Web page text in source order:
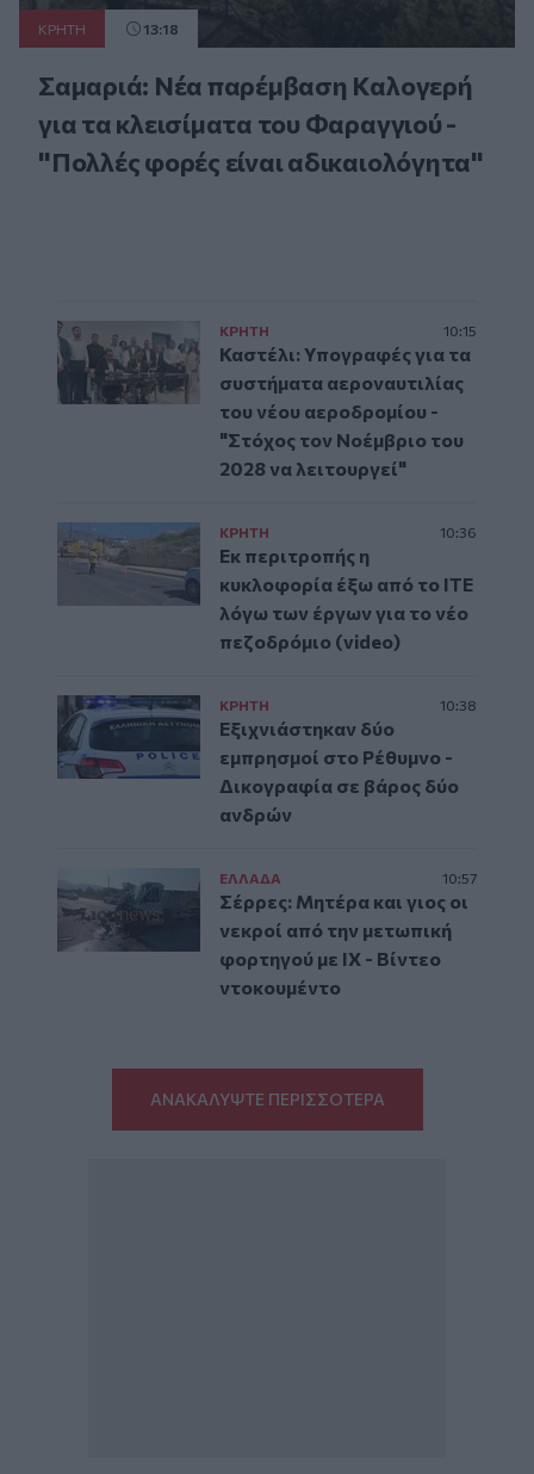
ΚΡΗΤΗ 13:18
Σαμαριά: Νέα παρέμβαση Καλογερή
για τα κλεισίματα του Φαραγγιού -
"Πολλές φορές είναι αδικαιολόγητα"
ΚΡΗΤΗ 10:15
Καστέλι: Υπογραφές για τα
συστήματα αεροναυτιλίας
του νέου αεροδρομίου -
"Στόχος τον Νοέμβριο του
2028 να λειτουργεί"
ΚΡΗΤΗ 10:36
Εκ περιτροπής η
κυκλοφορία έξω από το ΙΤΕ
λόγω των έργων για το νέο
πεζοδρόμιο (video)
ΚΡΗΤΗ 10:38
Εξιχνιάστηκαν δύο
εμπρησμοί στο Ρέθυμνο -
Δικογραφία σε βάρος δύο
ανδρών
ΕΛΛAΔΑ 10:57
Σέρρες: Μητέρα και γιος οι
νεκροί από την μετωπική
φορτηγού με ΙΧ - Βίντεο
ντοκουμέντο
ΑΝΑΚΑΛΥΨΤΕ ΠΕΡΙΣΣΟΤΕΡΑ